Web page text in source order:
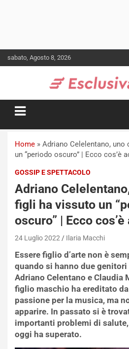
to
sabato, Agosto 8, 2026
Home » Adriano Celelentano,
un “periodo oscuro” | Ecco cos’è
GOSSIP E SPETTACOLO
Adriano
figli ha vissuto un
oscuro” | Ecco
24 Luglio 2022 Ilaria Macchi
Essere figlio d’arte non è
quando si hanno due
Adriano Celentano e Claudia
figlio maschio ha ereditato
passione per la musica, ma
apparire. In passato si è
importanti problemi di
oggi ha superato.